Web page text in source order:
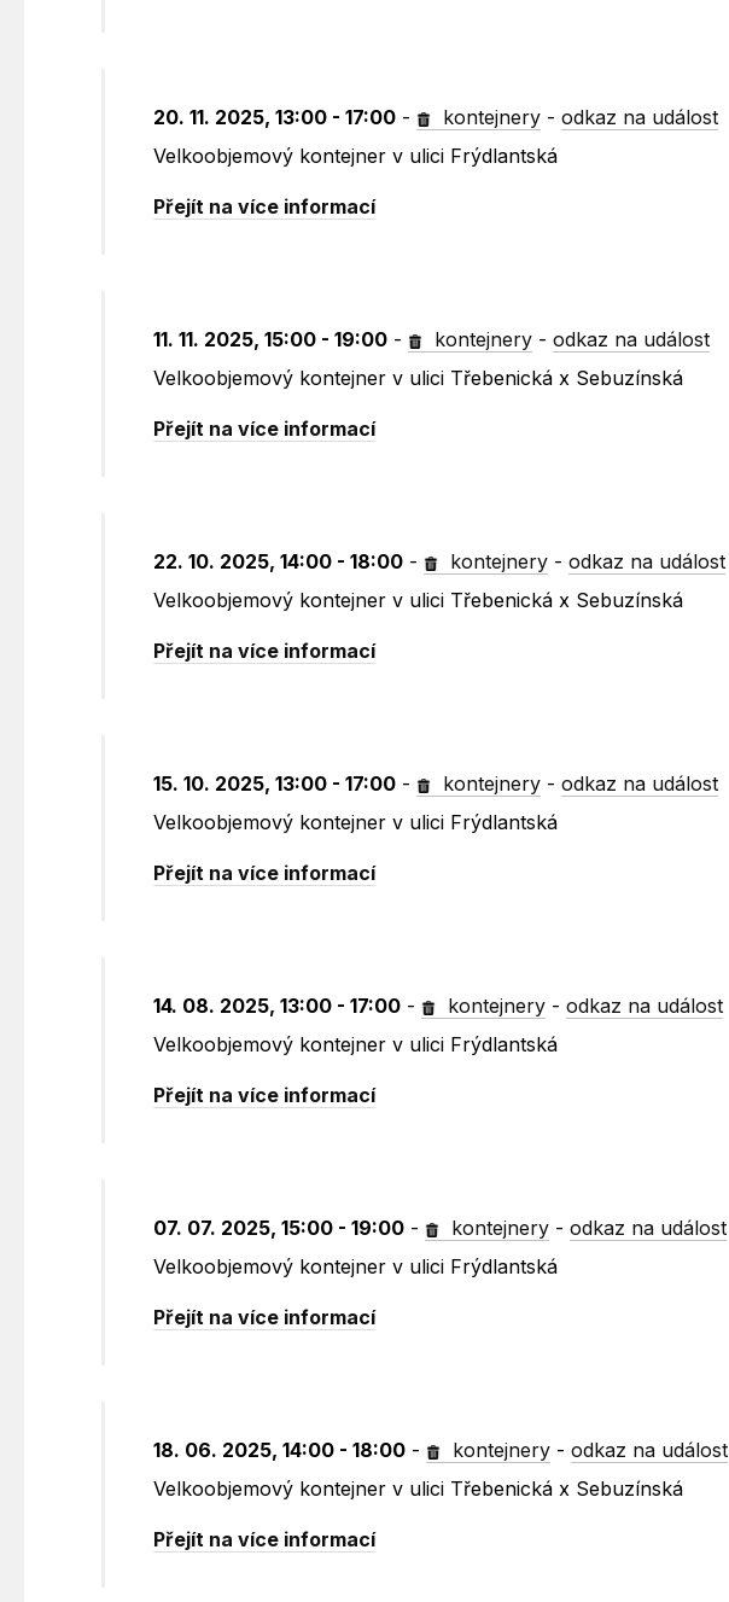
20. 11. 2025, 13:00 - 17:00 - kontejnery -odkaz na událost
Velkoobjemový kontejner v ulici Frýdlantská
Přejít na více informací
11. 11. 2025, 15:00 - 19:00 - kontejnery -odkaz na událost
Velkoobjemový kontejner v ulici Třebenická x Sebuzínská
Přejít na více informací
22. 10. 2025, 14:00 - 18:00 - kontejnery -odkaz na událost
Velkoobjemový kontejner v ulici Třebenická x Sebuzínská
Přejít na více informací
15. 10. 2025, 13:00 - 17:00 - kontejnery -odkaz na událost
Velkoobjemový kontejner v ulici Frýdlantská
Přejít na více informací
14. 08. 2025, 13:00 - 17:00 - kontejnery -odkaz na událost
Velkoobjemový kontejner v ulici Frýdlantská
Přejít na více informací
07. 07. 2025, 15:00 - 19:00 - kontejnery -odkaz na událost
Velkoobjemový kontejner v ulici Frýdlantská
Přejít na více informací
18. 06. 2025, 14:00 - 18:00 - kontejnery -odkaz na událost
Velkoobjemový kontejner v ulici Třebenická x Sebuzínská
Přejít na více informací